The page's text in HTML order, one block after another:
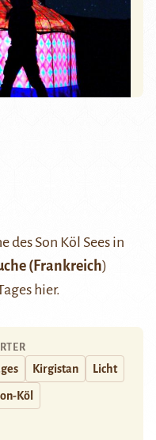
des Son Köl Sees in
(Frankreich)
hier.
Kirgistan Licht
Köl